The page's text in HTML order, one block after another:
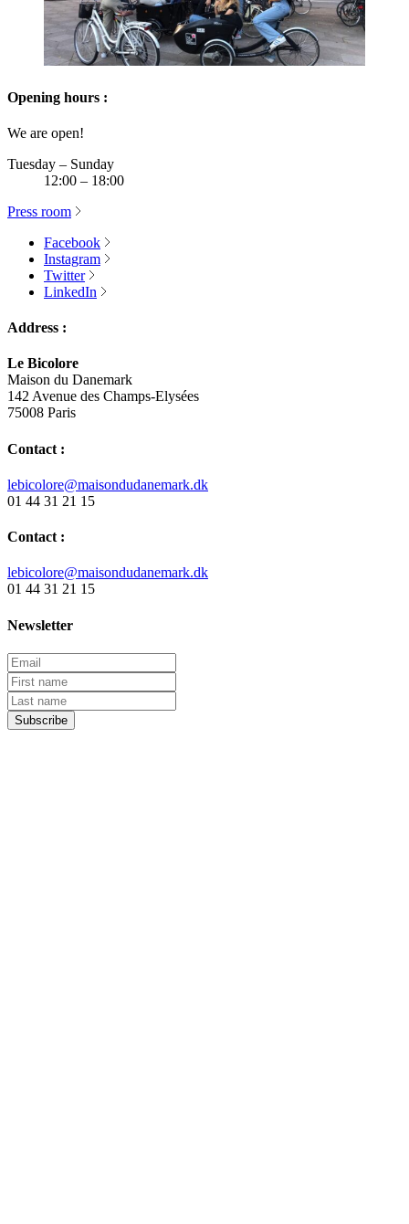
Opening hours :
We are open!
Tuesday – Sunday
12:00 – 18:00
Press room
Facebook
Instagram
Twitter
LinkedIn
Address :
Le Bicolore
Maison du Danemark
142 Avenue des Champs-Elysées
75008 Paris
Contact :
lebicolore@maisondudanemark.dk
01 44 31 21 15
Contact :
lebicolore@maisondudanemark.dk
01 44 31 21 15
Newsletter